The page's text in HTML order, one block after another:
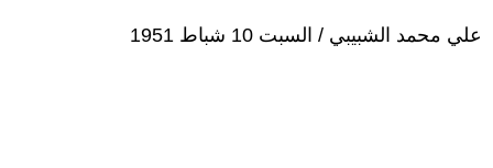
علي محمد الشبيبي / السبت 10 شباط 1951